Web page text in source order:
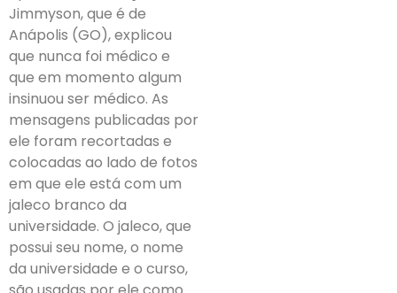
Jimmyson, que é de
Anápolis (GO), explicou
que nunca foi médico e
que em momento algum
insinuou ser médico. As
mensagens publicadas por
ele foram recortadas e
colocadas ao lado de fotos
em que ele está com um
jaleco branco da
universidade. O jaleco, que
possui seu nome, o nome
da universidade e o curso,